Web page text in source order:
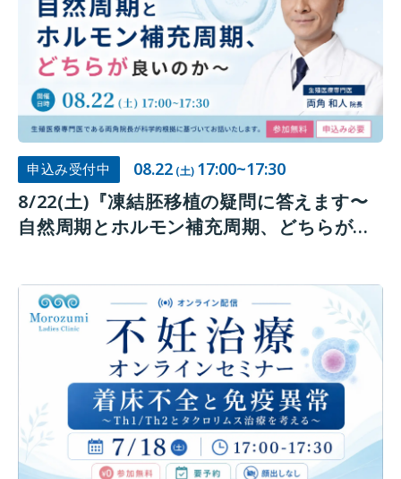
申込み受付中 08.22(土) 17:00~17:30
8/22(土)『凍結胚移植の疑問に答えます〜
自然周期とホルモン補充周期、どちらが良